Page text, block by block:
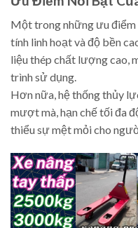
Một trong những ưu điểm
tính linh hoạt và độ bền
liệu thép chất lượng cao,
trình sử dụng.
Hơn nữa, hệ thống thủy
mượt mà, hạn chế tối đa
thiểu sự mệt mỏi cho